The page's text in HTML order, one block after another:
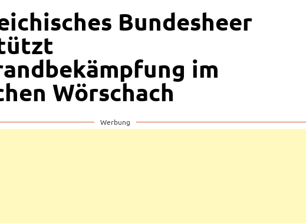
Bundesheer
im
Wörschach
Werbung